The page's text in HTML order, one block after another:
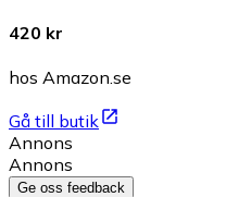
420 kr
hos Amazon.se
Gå till butik
Annons
Annons
Ge oss feedback